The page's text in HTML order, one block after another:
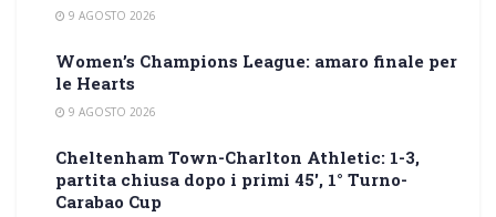
9 AGOSTO 2026
Women’s Champions League: amaro finale per
le Hearts
9 AGOSTO 2026
Cheltenham Town-Charlton Athletic: 1-3,
partita chiusa dopo i primi 45′, 1° Turno-
Carabao Cup